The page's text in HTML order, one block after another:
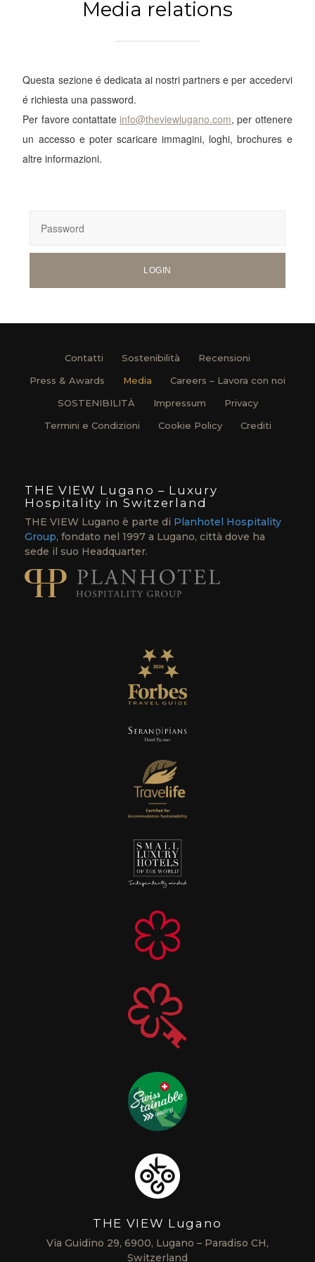
Media relations
Questa sezione é dedicata ai nostri partners e per accedervi
é richiesta una password.
Per favore contattate info@theviewlugano.com, per ottenere
un accesso e poter scaricare immagini, loghi, brochures e
altre informazioni.
Contatti Sostenibilità
Recensioni
Press & Awards
Media
Careers – Lavora con noi
SOSTENIBILITÀ
Impressum
Privacy
Termini e Condizioni
Cookie Policy Crediti
THE VIEW Lugano – Luxury
Hospitality in Switzerland
THE VIEW Lugano è parte di Planhotel Hospitality
Group, fondato nel 1997 a Lugano, città dove ha
sede il suo Headquarter.
THE VIEW Lugano
Via Guidino 29, 6900, Lugano – Paradiso CH,
Switzerland